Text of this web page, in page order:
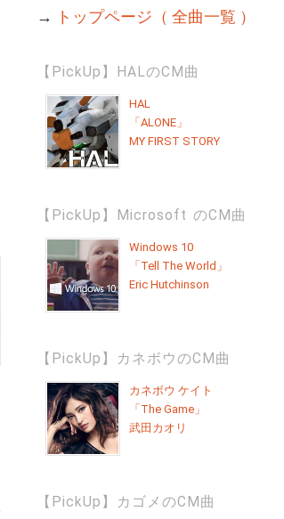
→ トップページ（ 全曲一覧 ）
【PickUp】HALのCM曲
HAL
「ALONE」
MY FIRST STORY
【PickUp】Microsoft のCM曲
Windows 10
「Tell The World」
Eric Hutchinson
【PickUp】カネボウのCM曲
カネボウ ケイト
「The Game」
武田カオリ
【PickUp】カゴメのCM曲